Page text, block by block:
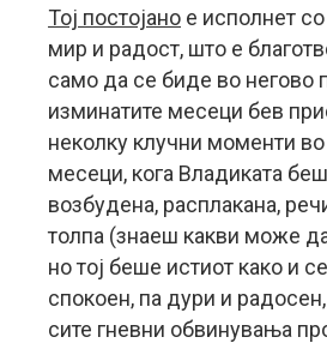
Тој постојано е исполнет
мир и радост, што е
само да се биде во негово
изминатите месеци бев
неколку клучни моменти
месеци, кога Владиката
возбудена, расплакана,
толпа (знаеш какви може
но тој беше истиот како и
спокоен, па дури и радосен,
сите гневни обвинувања